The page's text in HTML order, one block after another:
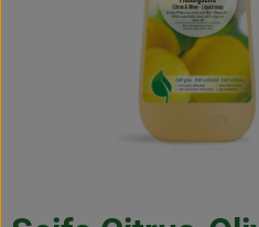
Natukostwaren
Drogerie